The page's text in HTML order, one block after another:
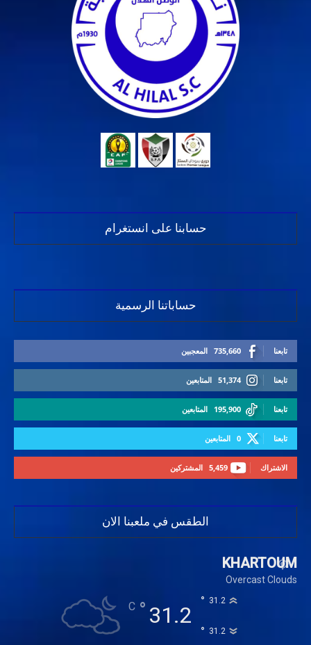
حسابنا على انستغرام
حساباتنا الرسمية
735,660 المعجبين تابعنا
51,374 المتابعين تابعنا
195,900 المتابعين تابعنا
0 المتابعين تابعنا
5,459 المشتركين الاشتراك
الطقس في ملعبنا الان
KHARTOUM
Overcast Clouds
31.2
°
C 31.2
°
31.2
°